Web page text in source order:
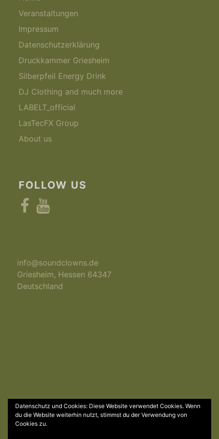
Veranstaltungen
Impressum
Datenschutzerklärung
Druckkammer Griesheim
Silberpfeil Energy Drink
DJ Clothing and much more
LABELT_official
LasTecFX Group
About us
FOLLOW US
FacebookYouTube
info@soundclowns.de
Griesheim, Hessen 64347
Deutschland
© 2018 by Soundclowns | powered byEXTRABYTE
Datenschutz und Cookies: Diese Website verwendet Cookies. Wenn
du die Website weiterhin nutzt, stimmst du der Verwendung von
Cookies zu.